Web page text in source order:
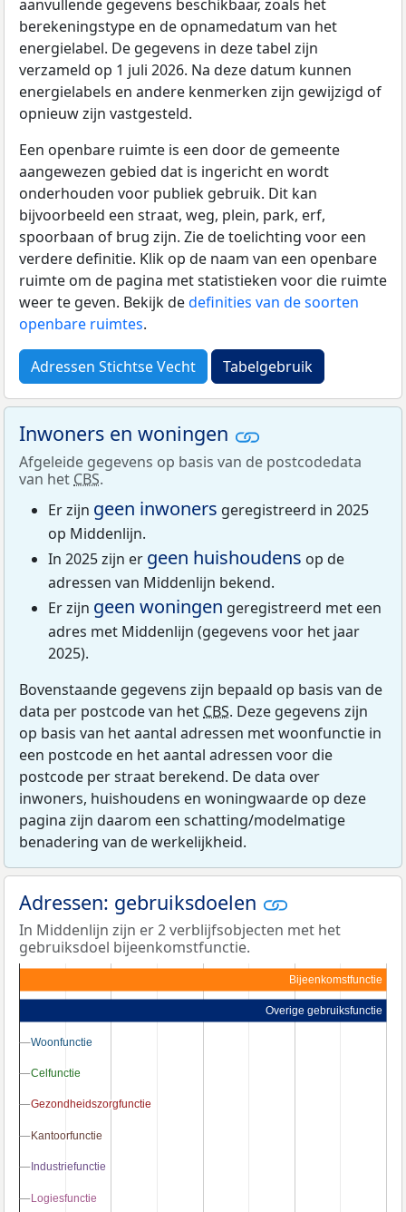
aanvullende gegevens beschikbaar, zoals het
berekeningstype en de opnamedatum van het
energielabel. De gegevens in deze tabel zijn
verzameld op 1 juli 2026. Na deze datum kunnen
energielabels en andere kenmerken zijn gewijzigd of
opnieuw zijn vastgesteld.
Een openbare ruimte is een door de gemeente
aangewezen gebied dat is ingericht en wordt
onderhouden voor publiek gebruik. Dit kan
bijvoorbeeld een straat, weg, plein, park, erf,
spoorbaan of brug zijn. Zie de toelichting voor een
verdere definitie. Klik op de naam van een openbare
ruimte om de pagina met statistieken voor die ruimte
weer te geven. Bekijk dedefinities van de soorten
openbare ruimtes.
Adressen Stichtse Vecht Tabelgebruik
Inwoners en woningen
Afgeleide gegevens op basis van de postcodedata
van het CBS.
Er zijn geen inwoners geregistreerd in 2025
op Middenlijn.
In 2025 zijn er geen huishoudens op de
adressen van Middenlijn bekend.
Er zijn geen woningen geregistreerd met een
adres met Middenlijn (gegevens voor het jaar
2025).
Bovenstaande gegevens zijn bepaald op basis van de
data per postcode van het CBS. Deze gegevens zijn
op basis van het aantal adressen met woonfunctie in
een postcode en het aantal adressen voor die
postcode per straat berekend. De data over
inwoners, huishoudens en woningwaarde op deze
pagina zijn daarom een schatting/modelmatige
benadering van de werkelijkheid.
Adressen: gebruiksdoelen
In Middenlijn zijn er 2 verblijfsobjecten met het
gebruiksdoel bijeenkomstfunctie.
Bijeenkomstfunctie
Overige gebruiksfunctie
Woonfunctie
Woonfunctie
Celfunctie
Celfunctie
Gezondheidszorgfunctie
Gezondheidszorgfunctie
Kantoorfunctie
Kantoorfunctie
Industriefunctie
Industriefunctie
Logiesfunctie
Logiesfunctie